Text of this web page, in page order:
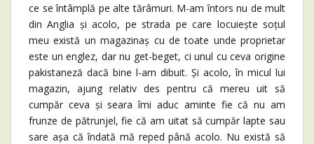
ce se întâmplă pe alte tărâmuri. M-am întors nu de mult
din Anglia și acolo, pe strada pe care locuiește soțul
meu există un magazinaș cu de toate unde proprietar
este un englez, dar nu get-beget, ci unul cu ceva origine
pakistaneză dacă bine l-am dibuit. Și acolo, în micul lui
magazin, ajung relativ des pentru că mereu uit să
cumpăr ceva și seara îmi aduc aminte fie că nu am
frunze de pătrunjel, fie că am uitat să cumpăr lapte sau
sare așa că îndată mă reped până acolo. Nu există să